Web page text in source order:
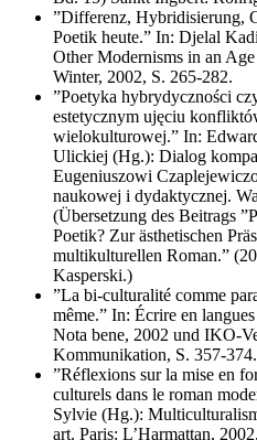
”Differenz, Hybridisierung,
Poetik heute.” In: Djelal
Other Modernisms in an
Winter, 2002, S. 265-282.
”Poetyka hybrydyczności
estetycznym ujęciu
wielokulturowej.” In:
Ulickiej (Hg.): Dialog
Eugeniuszowi
naukowej i dydaktycznej.
(Übersetzung des Beitrags
Poetik? Zur ästhetischen
multikulturellen Roman.”
Kasperski.)
”La bi-culturalité comme
même.” In: Écrire en
Nota bene, 2002 und IKO-
Kommunikation, S. 357-374.
”Réflexions sur la mise en
culturels dans le roman
Sylvie (Hg.):
art. Paris: L’Harmattan,